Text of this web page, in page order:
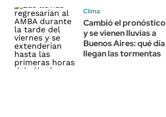
Clima
Cambió el pronóstico
y se vienen lluvias a
Buenos Aires: qué día
llegan las tormentas